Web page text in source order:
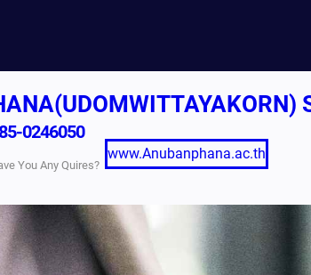
0246050
You Any Quires?
www.Anubanphana.ac.th